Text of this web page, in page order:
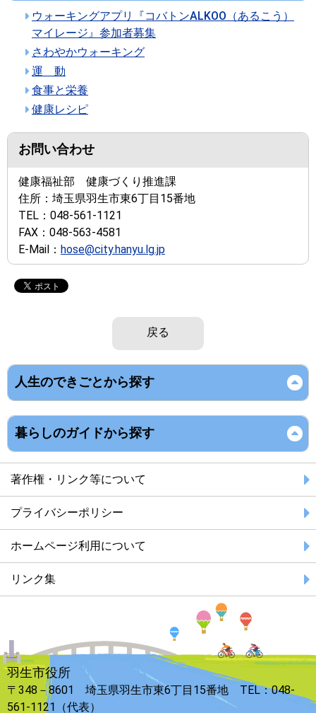
ウォーキングアプリ『コバトンALKOO（あるこう）
マイレージ』参加者募集
さわやかウォーキング
運 動
食事と栄養
健康レシピ
お問い合わせ
健康福祉部 健康づくり推進課
住所： 埼玉県羽生市東6丁目15番地
TEL： 048-561-1121
FAX： 048-563-4581
E-Mail： hose@city.hanyu.lg.jp
戻る
人生のできごとから探す
暮らしのガイドから探す
著作権・リンク等について
プライバシーポリシー
ホームページ利用について
リンク集
羽生市役所
〒348－8601 埼玉県羽生市東6丁目15番地 TEL：048-
561-1121（代表）